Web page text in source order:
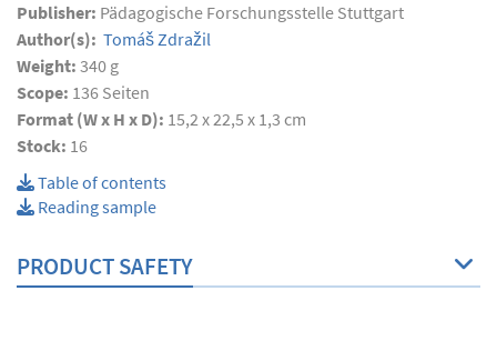
Publisher: Pädagogische Forschungsstelle Stuttgart
Author(s): Tomáš Zdražil
Weight: 340 g
Scope: 136 Seiten
Format (W x H x D): 15,2 x 22,5 x 1,3 cm
Stock: 16
Table of contents
Reading sample
PRODUCT SAFETY